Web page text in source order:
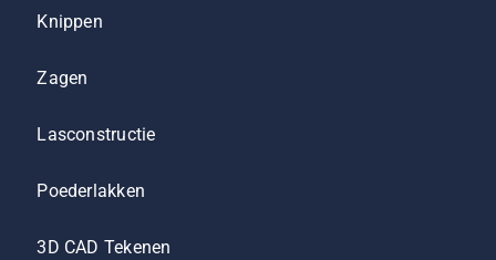
Knippen
Zagen
Lasconstructie
Poederlakken
3D CAD Tekenen